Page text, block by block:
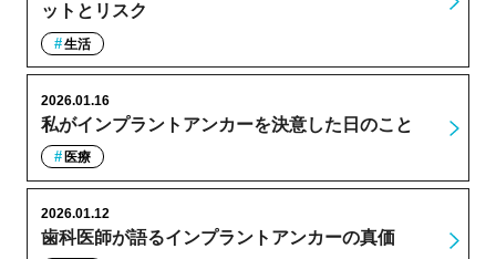
ットとリスク
生活
私がインプラントアンカーを決意した日のこと
2026.01.16
医療
歯科医師が語るインプラントアンカーの真価
2026.01.12